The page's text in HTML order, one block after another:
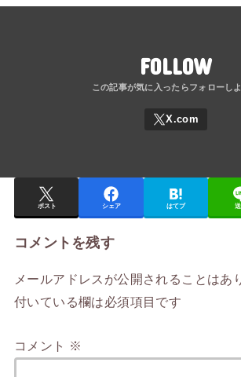
FOLLOW
ポスト シェア はてブ
コメントを残す
メールアドレスが公開されることはあ
付いている欄は必須項目です
コメント ※